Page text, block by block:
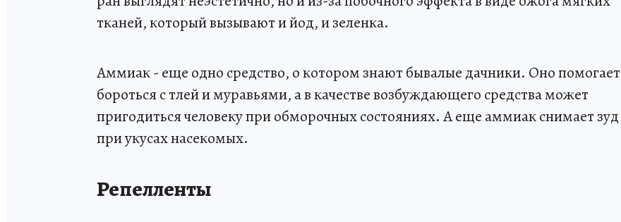
тканей, который вызывают и йод, и зеленка.
Аммиак - еще одно средство, о котором знают бывалые дачники. Оно помогает
бороться с тлей и муравьями, а в качестве возбуждающего средства может
пригодиться человеку при обморочных состояниях. А еще аммиак снимает зуд
при укусах насекомых.
Репелленты